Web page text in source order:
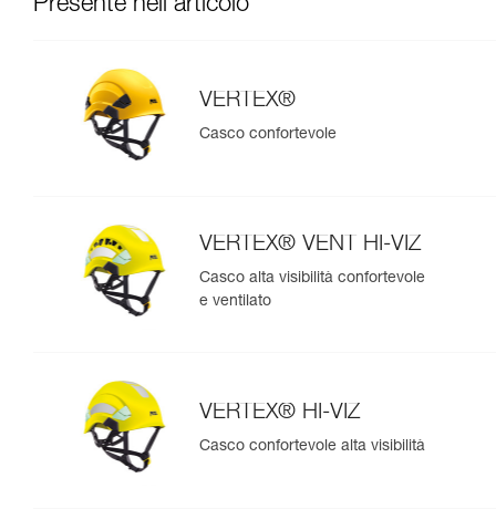
Presente nell'articolo
VERTEX®
Casco confortevole
VERTEX® VENT HI-VIZ
Casco alta visibilità confortevole
e ventilato
VERTEX® HI-VIZ
Casco confortevole alta visibilità